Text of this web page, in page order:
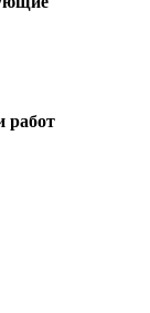
работ